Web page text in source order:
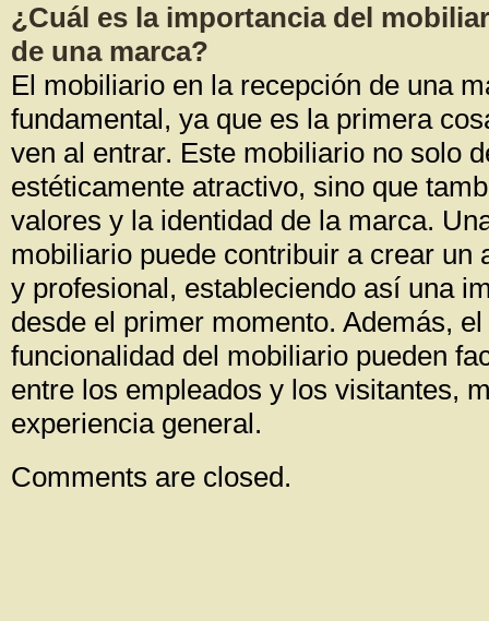
¿Cuál es la importancia del
de una marca?
El mobiliario en la recepción de una
fundamental, ya que es la primera
ven al entrar. Este mobiliario no solo
estéticamente atractivo, sino que
valores y la identidad de la marca.
mobiliario puede contribuir a crear un
y profesional, estableciendo así una
desde el primer momento. Además,
funcionalidad del mobiliario pueden
entre los empleados y los visitantes,
experiencia general.
Comments are closed.